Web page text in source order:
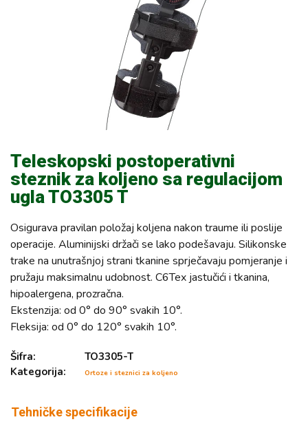
Teleskopski postoperativni
steznik za koljeno sa regulacijom
ugla TO3305 T
Osigurava pravilan položaj koljena nakon traume ili poslije
operacije. Aluminijski držači se lako podešavaju. Silikonske
trake na unutrašnjoj strani tkanine sprječavaju pomjeranje i
pružaju maksimalnu udobnost. C6Tex jastučići i tkanina,
hipoalergena, prozračna.
Ekstenzija: od 0° do 90° svakih 10°.
Fleksija: od 0° do 120° svakih 10°.
Šifra:
TO3305-T
Kategorija:
Ortoze i steznici za koljeno
Tehničke specifikacije